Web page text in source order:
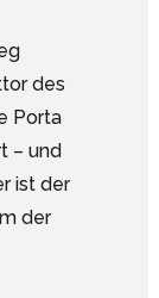
des
Porta
– und
ist der
der